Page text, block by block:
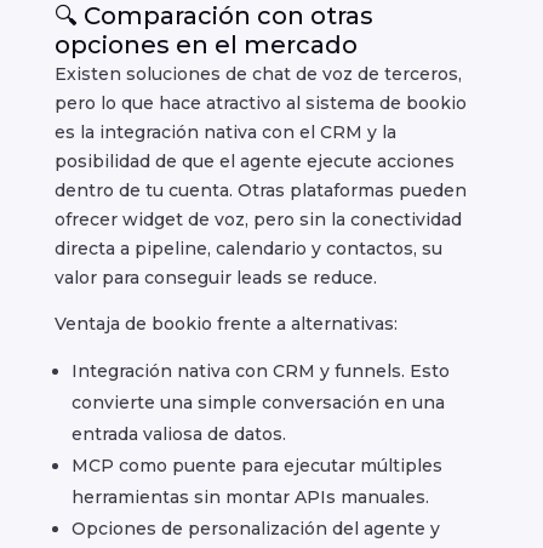
🔍 Comparación con otras
opciones en el mercado
Existen soluciones de chat de voz de terceros,
pero lo que hace atractivo al sistema de bookio
es la integración nativa con el CRM y la
posibilidad de que el agente ejecute acciones
dentro de tu cuenta. Otras plataformas pueden
ofrecer widget de voz, pero sin la conectividad
directa a pipeline, calendario y contactos, su
valor para conseguir leads se reduce.
Ventaja de bookio frente a alternativas:
Integración nativa con CRM y funnels. Esto
convierte una simple conversación en una
entrada valiosa de datos.
MCP como puente para ejecutar múltiples
herramientas sin montar APIs manuales.
Opciones de personalización del agente y